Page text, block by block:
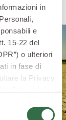
in
e
15-22 del
o ulteriori
in fase di
la Privacy